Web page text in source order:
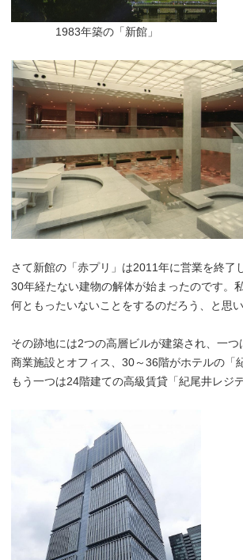
1983年築の「新館」
さて新館の「赤プリ」は2011年に営業を終了
30年経たない建物の解体が始まったのです。
何ともったいないことをするのだろう、と思い
その跡地には2つの高層ビルが建築され、一つ
商業施設とオフィス、30～36階がホテルの「
もう一つは24階建ての高級賃貸「紀尾井レジ